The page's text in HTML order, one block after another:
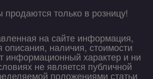
продаются только в розницу!
на сайте информация,
наличия, стоимости
информационный характер и ни
не является публичной
положениями статьи